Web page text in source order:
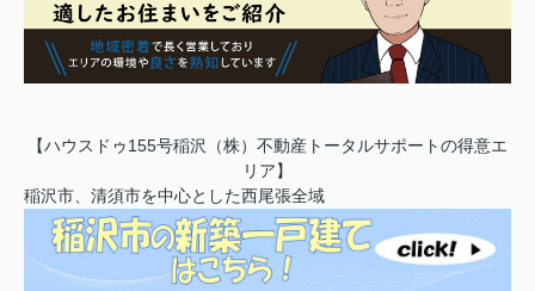
【ハウスドゥ155号稲沢（株）不動産トータルサポートの得意エ
リア】
稲沢市、清須市を中心とした西尾張全域